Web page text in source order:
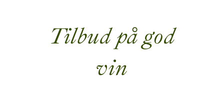
Tilbud på god
vin